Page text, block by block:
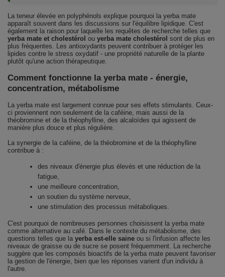
La teneur élevée en polyphénols explique pourquoi la yerba mate
apparaît souvent dans les discussions sur l'équilibre lipidique. C'est
également la raison pour laquelle les requêtes de recherche telles que
yerba mate et cholestérol ou yerba mate cholestérol sont de plus en
plus fréquentes. Les antioxydants peuvent contribuer à protéger les
lipides contre le stress oxydatif - une propriété naturelle de la plante
plutôt qu'une action thérapeutique.
Comment fonctionne la yerba mate - énergie,
concentration, métabolisme
La yerba mate est largement connue pour ses effets stimulants. Ceux-
ci proviennent non seulement de la caféine, mais aussi de la
théobromine et de la théophylline, des alcaloïdes qui agissent de
manière plus douce et plus régulière.
La synergie de la caféine, de la théobromine et de la théophylline
contribue à :
des niveaux d'énergie plus élevés et une réduction de la
fatigue,
une meilleure concentration,
un soutien du système nerveux,
une stimulation des processus métaboliques.
C'est pourquoi de nombreuses personnes choisissent la yerba mate
comme alternative au café. Dans le contexte du métabolisme, des
questions telles que la yerba est-elle saine ou si l'infusion affecte les
niveaux de graisse ou de sucre se posent fréquemment. La recherche
suggère que les composés bioactifs de la yerba mate peuvent favoriser
la gestion de l'énergie, bien que les réponses varient d'un individu à
l'autre.